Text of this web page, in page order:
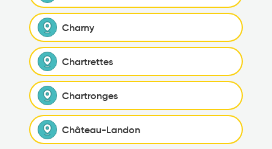
Charny
Chartrettes
Chartronges
Château-Landon